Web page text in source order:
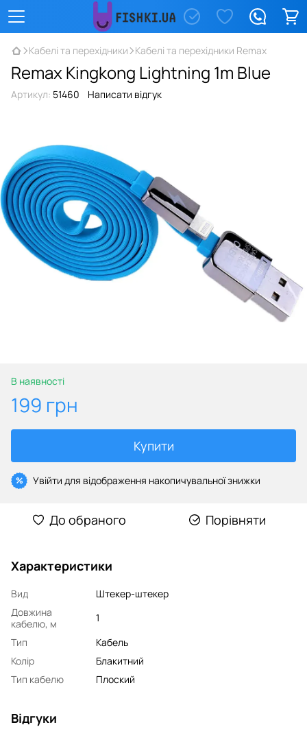
Кабелі та перехідники Кабелі та перехідники Remax
Remax Kingkong Lightning 1m Blue
Артикул: 51460 Написати відгук
В наявності
199 грн
Купити
% Увійти для відображення накопичувальної знижки
До обраного Порівняти
Характеристики
Вид
Штекер-штекер
Довжина
кабелю, м
1
Тип
Кабель
Колір
Блакитний
Тип кабелю
Плоский
Відгуки